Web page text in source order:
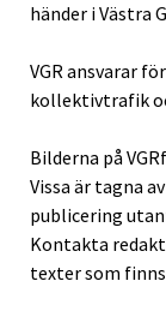
händer i Västra
VGR ansvarar
kollektivtrafik
Bilderna på
Vissa är tagna
publicering
Kontakta
texter som